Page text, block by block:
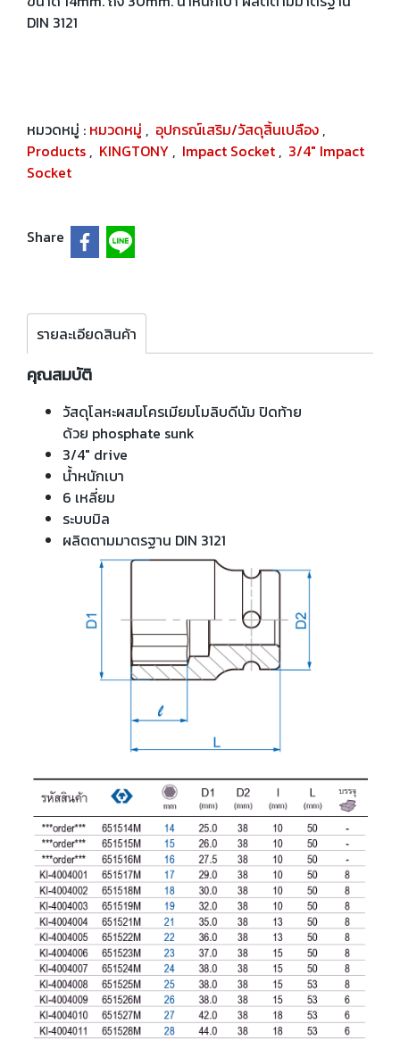
DIN 3121
หมวดหมู่ : หมวดหมู่ , อุปกรณ์เสริม/วัสดุสิ้นเปลือง ,
Products , KINGTONY , Impact Socket , 3/4" Impact
Socket
Share
รายละเอียดสินค้า
คุณสมบัติ
วัสดุโลหะผสมโครเมียมโมลิบดีนัม ปิดท้าย
ด้วย phosphate sunk
3/4" drive
น้ำหนักเบา
6 เหลี่ยม
ระบบมิล
ผลิตตามมาตรฐาน DIN 3121